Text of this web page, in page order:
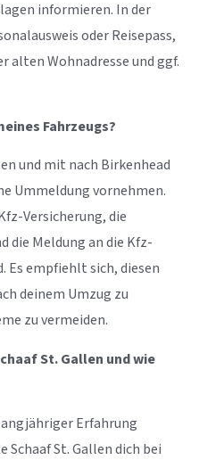
informieren. In der
oder Reisepass,
alten Wohnadresse und ggf.
Fahrzeugs?
und mit nach Birkenhead
Ummeldung vornehmen.
Versicherung, die
die Meldung an die Kfz-
Es empfiehlt sich, diesen
deinem Umzug zu
zu vermeiden.
St. Gallen und wie
Erfahrung
St. Gallen dich bei